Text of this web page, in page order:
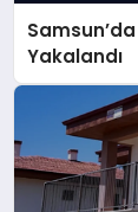
Samsun’da
Yakalandı